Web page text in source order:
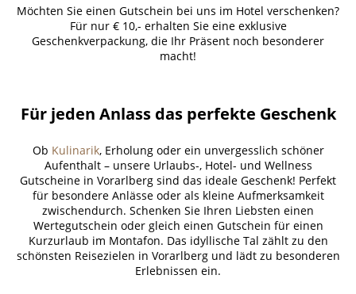
Möchten Sie einen Gutschein bei uns im Hotel verschenken?
Für nur € 10,- erhalten Sie eine exklusive
Geschenkverpackung, die Ihr Präsent noch besonderer
macht!
Für jeden Anlass das perfekte Geschenk
Ob Kulinarik, Erholung oder ein unvergesslich schöner
Aufenthalt – unsere Urlaubs-, Hotel- und Wellness
Gutscheine in Vorarlberg sind das ideale Geschenk! Perfekt
für besondere Anlässe oder als kleine Aufmerksamkeit
zwischendurch. Schenken Sie Ihren Liebsten einen
Wertegutschein oder gleich einen Gutschein für einen
Kurzurlaub im Montafon. Das idyllische Tal zählt zu den
schönsten Reisezielen in Vorarlberg und lädt zu besonderen
Erlebnissen ein.